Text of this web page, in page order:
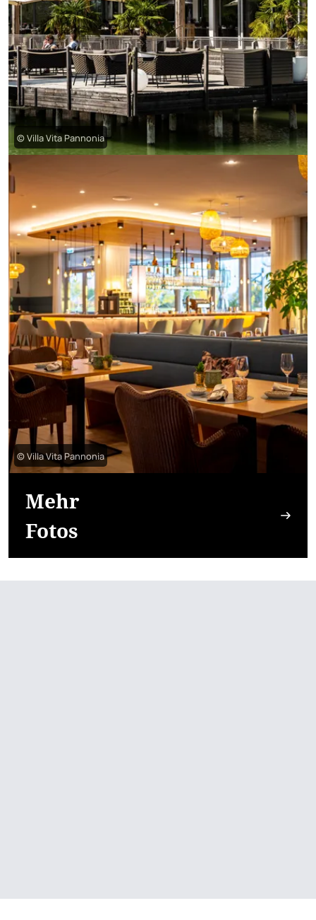
© Villa Vita Pannonia
© Villa Vita Pannonia
Mehr
Fotos